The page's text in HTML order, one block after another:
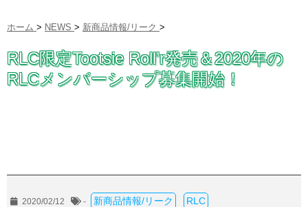
ホーム > NEWS > 新商品情報/リーク >
RLC限定Tootsie Roll’r発売＆2020年の
RLCメンバーシップ募集開始！
2020/02/12 - 新商品情報/リーク RLC